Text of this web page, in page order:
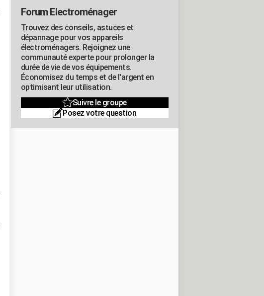
Forum Electroménager
Trouvez des conseils, astuces et
dépannage pour vos appareils
électroménagers. Rejoignez une
communauté experte pour prolonger la
durée de vie de vos équipements.
Économisez du temps et de l'argent en
optimisant leur utilisation.
Suivre le groupe
Posez votre question